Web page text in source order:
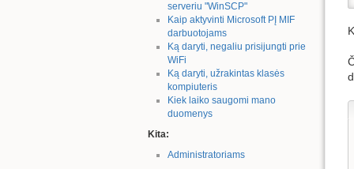
serveriu "WinSCP"
Kaip aktyvinti Microsoft PĮ MIF
darbuotojams
Ką daryti, negaliu prisijungti prie
WiFi
Ką daryti, užrakintas klasės
kompiuteris
Kiek laiko saugomi mano
duomenys
Kita:
Administratoriams